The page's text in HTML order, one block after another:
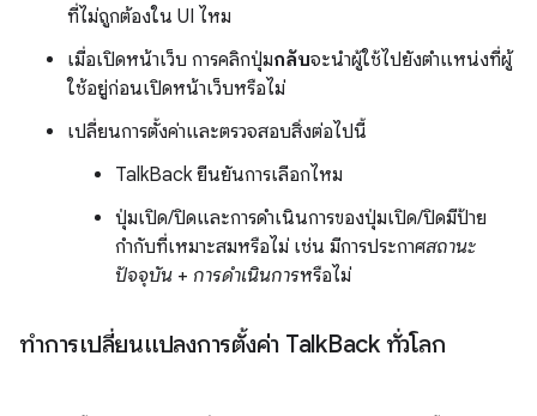
ที่ไม่ถูกต้องใน UI ไหม
เมื่อเปิดหน้าเว็บ การคลิกปุ่มกลับจะนำผู้ใช้ไปยังตำแหน่งที่ผู้
ใช้อยู่ก่อนเปิดหน้าเว็บหรือไม่
เปลี่ยนการตั้งค่าและตรวจสอบสิ่งต่อไปนี้
TalkBack ยืนยันการเลือกไหม
ปุ่มเปิด/ปิดและการดําเนินการของปุ่มเปิด/ปิดมีป้าย
กำกับที่เหมาะสมหรือไม่ เช่น มีการประกาศสถานะ
ปัจจุบัน + การดำเนินการหรือไม่
ทำการเปลี่ยนแปลงการตั้งค่า TalkBack ทั่วโลก